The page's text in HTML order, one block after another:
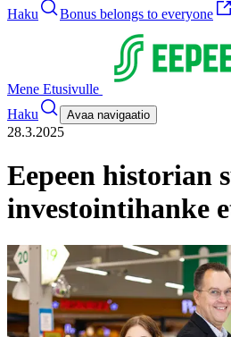
Haku Bonus belongs to everyone
Mene Etusivulle
Haku
Avaa navigaatio
28.3.2025
Eepeen historian
investointihanke